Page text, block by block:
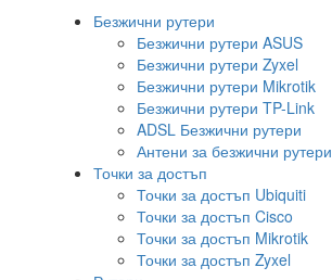
Безжични рутери
Безжични рутери ASUS
Безжични рутери Zyxel
Безжични рутери Mikrotik
Безжични рутери TP-Link
ADSL Безжични рутери
Антени за безжични рутери
Точки за достъп
Точки за достъп Ubiquiti
Точки за достъп Cisco
Точки за достъп Mikrotik
Точки за достъп Zyxel